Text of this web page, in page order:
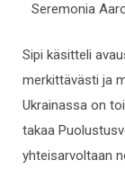
Seremonia
Sipi käsitteli
merkittävästi ja
Ukrainassa on
takaa
yhteisarvoltaan